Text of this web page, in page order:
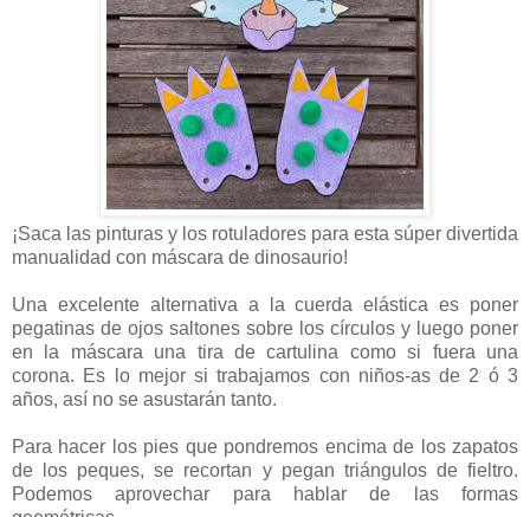
¡Saca las pinturas y los rotuladores para esta súper divertida
manualidad con máscara de dinosaurio!
Una excelente alternativa a la cuerda elástica es poner
pegatinas de ojos saltones sobre los círculos y luego poner
en la máscara una tira de cartulina como si fuera una
corona. Es lo mejor si trabajamos con niños-as de 2 ó 3
años, así no se asustarán tanto.
Para hacer los pies que pondremos encima de los zapatos
de los peques, se recortan y pegan triángulos de fieltro.
Podemos aprovechar para hablar de las formas